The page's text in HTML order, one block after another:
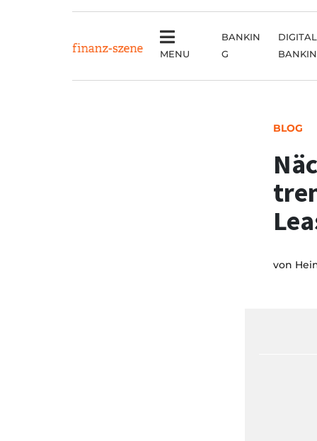
MENU
BANKIN
G
DIGITAL
BLOG
von